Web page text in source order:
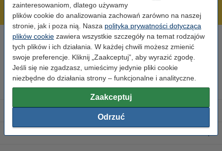
zainteresowaniom, dlatego używamy
plików cookie do analizowania zachowań zarówno na naszej
stronie, jak i poza nią. Nasza polityka prywatności dotycząca
plików cookie zawiera wszystkie szczegóły na temat rodzajów
tych plików i ich działania. W każdej chwili możesz zmienić
swoje preferencje. Kliknij „Zaakceptuj”, aby wyrazić zgodę.
Jeśli się nie zgadzasz, umieścimy jedynie pliki cookie
niezbędne do działania strony – funkcjonalne i analityczne.
Zaakceptuj
Odrzuć
Najniższe ceny!
Potrzebujesz pomocy?
Skontaktuj się z nami 123 123 270
Pn-Pt od 8:00 do 16:00
Tusze do drukarek
Etykiety i taśmy